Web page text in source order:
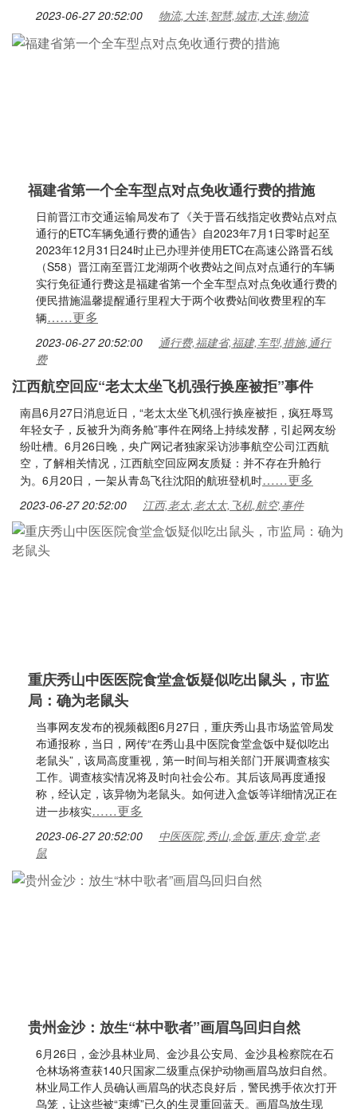
2023-06-27 20:52:00 物流,大连,智慧,城市,大连,物流
福建省第一个全车型点对点免收通行费的措施
日前晋江市交通运输局发布了《关于晋石线指定收费站点对点
通行的ETC车辆免通行费的通告》自2023年7月1日零时起至
2023年12月31日24时止已办理并使用ETC在高速公路晋石线
（S58）晋江南至晋江龙湖两个收费站之间点对点通行的车辆
实行免征通行费这是福建省第一个全车型点对点免收通行费的
便民措施温馨提醒通行里程大于两个收费站间收费里程的车
辆……更多
2023-06-27 20:52:00
通行费,福建省,福建,车型,措施,通行
费
江西航空回应“老太太坐飞机强行换座被拒”事件
南昌6月27日消息近日，“老太太坐飞机强行换座被拒，疯狂辱骂
年轻女子，反被升为商务舱”事件在网络上持续发酵，引起网友纷
纷吐槽。6月26日晚，央广网记者独家采访涉事航空公司江西航
空，了解相关情况，江西航空回应网友质疑：并不存在升舱行
为。6月20日，一架从青岛飞往沈阳的航班登机时……更多
2023-06-27 20:52:00 江西,老太,老太太,飞机,航空,事件
重庆秀山中医医院食堂盒饭疑似吃出鼠头，市监
局：确为老鼠头
当事网友发布的视频截图6月27日，重庆秀山县市场监管局发
布通报称，当日，网传“在秀山县中医院食堂盒饭中疑似吃出
老鼠头”，该局高度重视，第一时间与相关部门开展调查核实
工作。调查核实情况将及时向社会公布。其后该局再度通报
称，经认定，该异物为老鼠头。如何进入盒饭等详细情况正在
进一步核实……更多
2023-06-27 20:52:00
中医医院,秀山,盒饭,重庆,食堂,老
鼠
贵州金沙：放生“林中歌者”画眉鸟回归自然
6月26日，金沙县林业局、金沙县公安局、金沙县检察院在石
仓林场将查获140只国家二级重点保护动物画眉鸟放归自然。
林业局工作人员确认画眉鸟的状态良好后，警民携手依次打开
鸟笼，让这些被“束缚”已久的生灵重回蓝天。画眉鸟放生现